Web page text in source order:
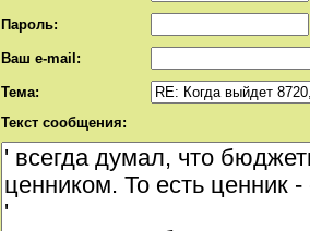
Пароль:
Ваш e-mail:
Тема:
Текст сообщения: